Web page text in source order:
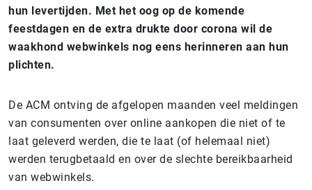
hun levertijden. Met het oog op de komende
feestdagen en de extra drukte door corona wil de
waakhond webwinkels nog eens herinneren aan hun
plichten.
De ACM ontving de afgelopen maanden veel meldingen
van consumenten over online aankopen die niet of te
laat geleverd werden, die te laat (of helemaal niet)
werden terugbetaald en over de slechte bereikbaarheid
van webwinkels.